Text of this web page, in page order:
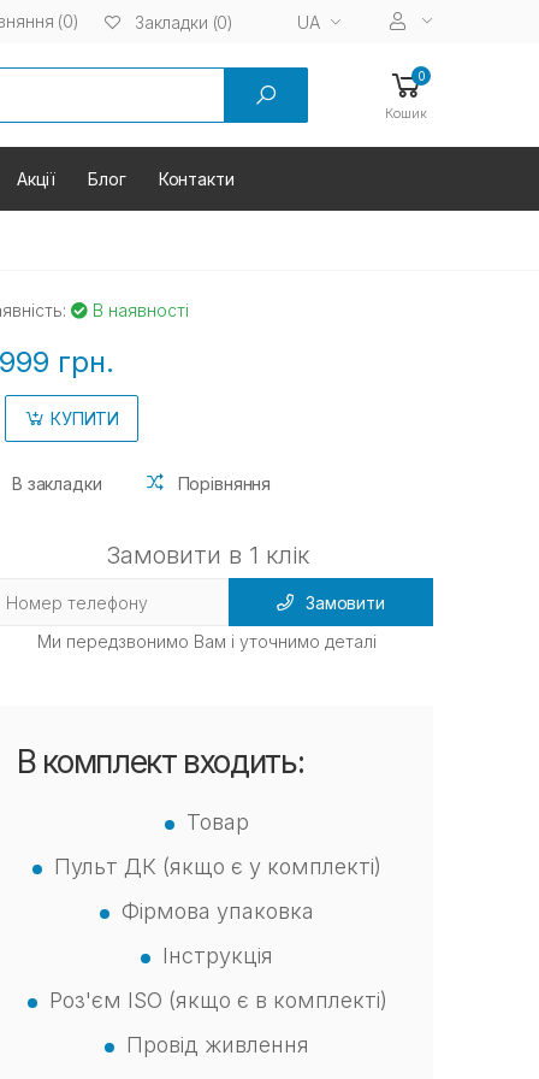
(0) Закладки (0) UA
0
Кошик
Акції Блог Контакти
В наявності
грн.
КУПИТИ
В закладки Порівняння
Замовити в 1 клік
Замовити
Ми передзвонимо Вам і уточнимо деталі
В комплект входить:
Товар
Пульт ДК (якщо є у комплекті)
Фірмова упаковка
Інструкція
Роз'єм ISO (якщо є в комплекті)
Провід живлення